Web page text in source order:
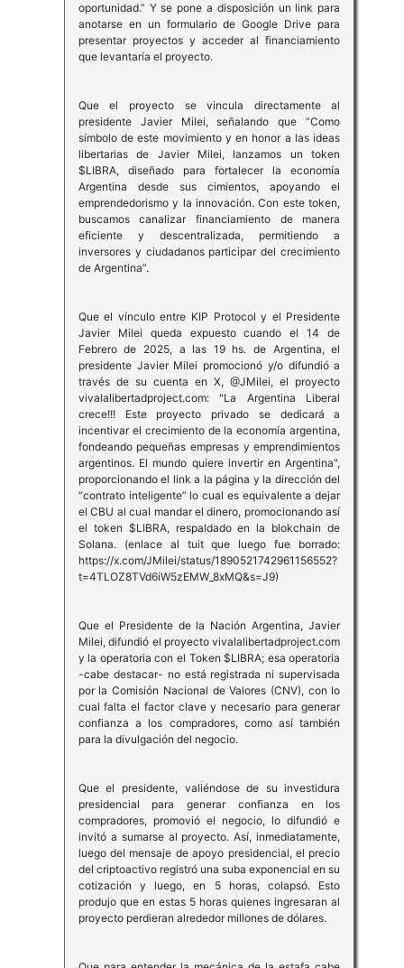
oportunidad.” Y se pone a disposición un link para
anotarse en un formulario de Google Drive para
presentar proyectos y acceder al financiamiento
que levantaría el proyecto.
Que el proyecto se vincula directamente al
presidente Javier Milei, señalando que “Como
símbolo de este movimiento y en honor a las ideas
libertarias de Javier Milei, lanzamos un token
$LIBRA, diseñado para fortalecer la economía
Argentina desde sus cimientos, apoyando el
emprendedorismo y la innovación. Con este token,
buscamos canalizar financiamiento de manera
eficiente y descentralizada, permitiendo a
inversores y ciudadanos participar del crecimiento
de Argentina”.
Que el vínculo entre KIP Protocol y el Presidente
Javier Milei queda expuesto cuando el 14 de
Febrero de 2025, a las 19 hs. de Argentina, el
presidente Javier Milei promocionó y/o difundió a
través de su cuenta en X, @JMilei, el proyecto
vivalalibertadproject.com: "La Argentina Liberal
crece!!! Este proyecto privado se dedicará a
incentivar el crecimiento de la economía argentina,
fondeando pequeñas empresas y emprendimientos
argentinos. El mundo quiere invertir en Argentina",
proporcionando el link a la página y la dirección del
“contrato inteligente” lo cual es equivalente a dejar
el CBU al cual mandar el dinero, promocionando así
el token $LIBRA, respaldado en la blokchain de
Solana. (enlace al tuit que luego fue borrado:
https://x.com/JMilei/status/1890521742961156552?
t=4TLOZ8TVd6iW5zEMW_8xMQ&s=J9)
Que el Presidente de la Nación Argentina, Javier
Milei, difundió el proyecto vivalalibertadproject.com
y la operatoria con el Token $LIBRA; esa operatoria
-cabe destacar- no está registrada ni supervisada
por la Comisión Nacional de Valores (CNV), con lo
cual falta el factor clave y necesario para generar
confianza a los compradores, como así también
para la divulgación del negocio.
Que el presidente, valiéndose de su investidura
presidencial para generar confianza en los
compradores, promovió el negocio, lo difundió e
invitó a sumarse al proyecto. Así, inmediatamente,
luego del mensaje de apoyo presidencial, el precio
del criptoactivo registró una suba exponencial en su
cotización y luego, en 5 horas, colapsó. Esto
produjo que en estas 5 horas quienes ingresaran al
proyecto perdieran alrededor millones de dólares.